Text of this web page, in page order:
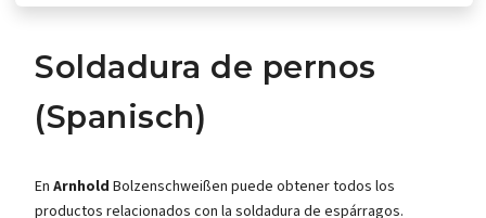
Soldadura de pernos
(Spanisch)
En Arnhold Bolzenschweißen puede obtener todos los
productos relacionados con la soldadura de espárragos.